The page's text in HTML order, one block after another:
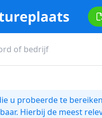
u probeerde te
Hierbij de meest